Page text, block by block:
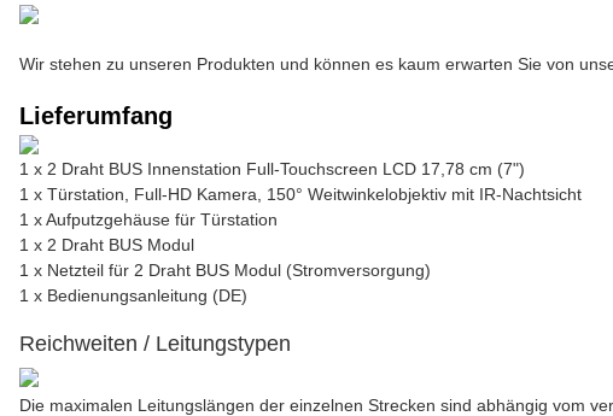
Wir stehen zu unseren Produkten und können es kaum erwarten Sie von
Lieferumfang
1 x 2 Draht BUS Innenstation Full-Touchscreen LCD 17,78 cm (7")
1 x Türstation, Full-HD Kamera, 150° Weitwinkelobjektiv mit IR-Nachtsicht
1 x Aufputzgehäuse für Türstation
1 x 2 Draht BUS Modul
1 x Netzteil für 2 Draht BUS Modul (Stromversorgung)
1 x Bedienungsanleitung (DE)
Reichweiten / Leitungstypen
Die maximalen Leitungslängen der einzelnen Strecken sind abhängig vom